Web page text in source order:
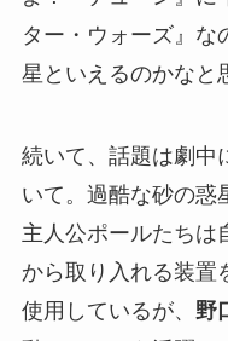
ター・ウォーズ』な
星といえるのかなと
続いて、話題は劇中
いて。過酷な砂の惑
主人公ポールたちは
から取り入れる装置
使用しているが、 野